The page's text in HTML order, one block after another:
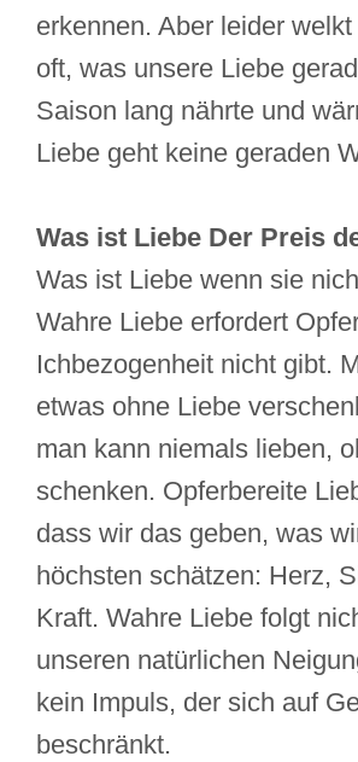
erkennen. Aber leider
oft, was unsere Liebe
Saison lang nährte und
Liebe geht keine geraden
Was ist Liebe Der Preis
Was ist Liebe wenn sie
Wahre Liebe erfordert
Ichbezogenheit nicht gibt.
etwas ohne Liebe
man kann niemals lieben,
schenken. Opferbereite
dass wir das geben, was
höchsten schätzen: Herz,
Kraft. Wahre Liebe folgt
unseren natürlichen
kein Impuls, der sich auf
beschränkt.